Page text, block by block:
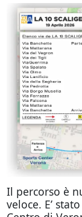
Il percorso è
veloce. E’